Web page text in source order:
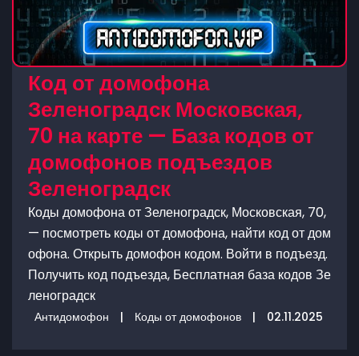
Код от домофона
Зеленоградск Московская,
70 на карте — База кодов от
домофонов подъездов
Зеленоградск
Коды домофона от Зеленоградск, Московская, 70,
— посмотреть коды от домофона, найти код от дом
офона. Открыть домофон кодом. Войти в подъезд.
Получить код подъезда, Бесплатная база кодов Зе
леноградск
Антидомофон | Коды от домофонов | 02.11.2025